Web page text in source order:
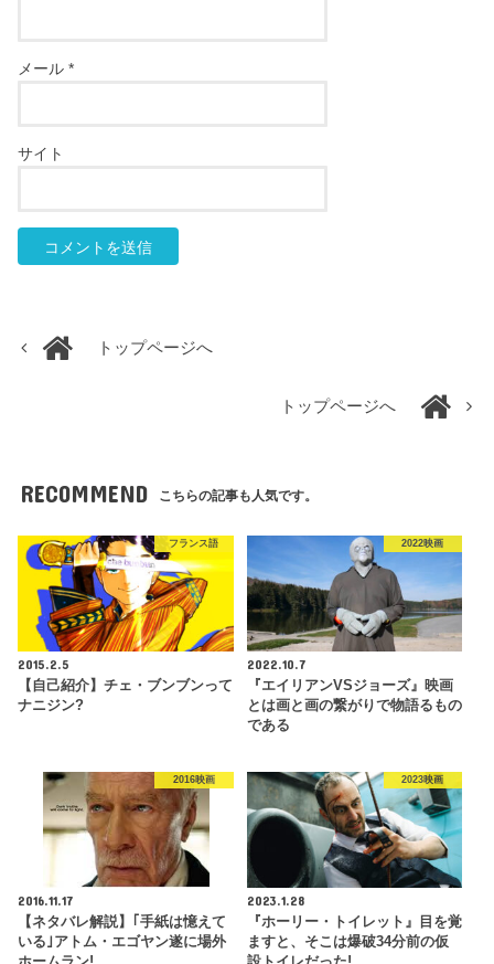
メール*
サイト
トップページへ
トップページへ
RECOMMEND こちらの記事も人気です。
フランス語
2015.2.5
【自己紹介】チェ・ブンブンって
ナニジン?
2022映画
2022.10.7
『エイリアンVSジョーズ』映画
とは画と画の繋がりで物語るもの
である
2016映画
2016.11.17
【ネタバレ解説】｢手紙は憶えて
いる｣アトム・エゴヤン遂に場外
2023映画
2023.1.28
『ホーリー・トイレット』目を覚
ますと、そこは爆破34分前の仮